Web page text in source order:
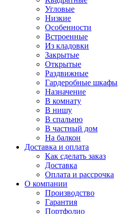
Угловые
Низкие
Особенности
Встроенные
Из кладовки
Закрытые
Открытые
Раздвижные
Гардеробные шкафы
Назначение
В комнату
В нишу
В спальню
В частный дом
На балкон
Доставка и оплата
Как сделать заказ
Доставка
Оплата и рассрочка
О компании
Производство
Гарантия
Портфолио